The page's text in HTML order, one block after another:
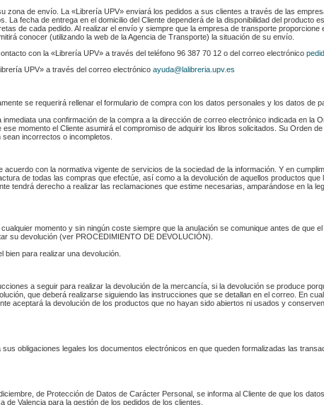
zona de envío. La «Librería UPV» enviará los pedidos a sus clientes a través de las
fecha de entrega en el domicilio del Cliente dependerá de la disponibilidad del producto
de cada pedido. Al realizar el envío y siempre que la empresa de transporte proporcione
conocer (utilizando la web de la Agencia de Transporte) la situación de su envío.
con la «Librería UPV» a través del teléfono 96 387 70 12 o del correo electrónico
UPV» a través del correo electrónico ayuda@lalibreria.upv.es
se requerirá rellenar el formulario de compra con los datos personales y los datos de
una confirmación de la compra a la dirección de correo electrónico indicada en la
momento el Cliente asumirá el compromiso de adquirir los libros solicitados. Su Orden
incorrectos o incompletos.
con la normativa vigente de servicios de la sociedad de la información. Y en
de todas las compras que efectúe, así como a la devolución de aquellos productos que
tendrá derecho a realizar las reclamaciones que estime necesarias, amparándose en la
momento y sin ningún coste siempre que la anulación se comunique antes de que
su devolución (ver PROCEDIMIENTO DE DEVOLUCIÓN).
bien para realizar una devolución.
a seguir para realizar la devolución de la mercancía, si la devolución se produce
que deberá realizarse siguiendo las instrucciones que se detallan en el correo. En
aceptará la devolución de los productos que no hayan sido abiertos ni usados y
obligaciones legales los documentos electrónicos en que queden formalizadas las
de Protección de Datos de Carácter Personal, se informa al Cliente de que los
Valencia para la gestión de los pedidos de los clientes.